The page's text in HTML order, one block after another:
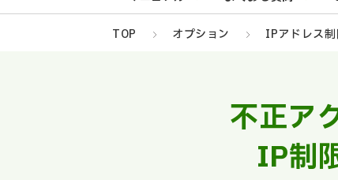
TOP オプション IPアドレス
不正ア
IP制